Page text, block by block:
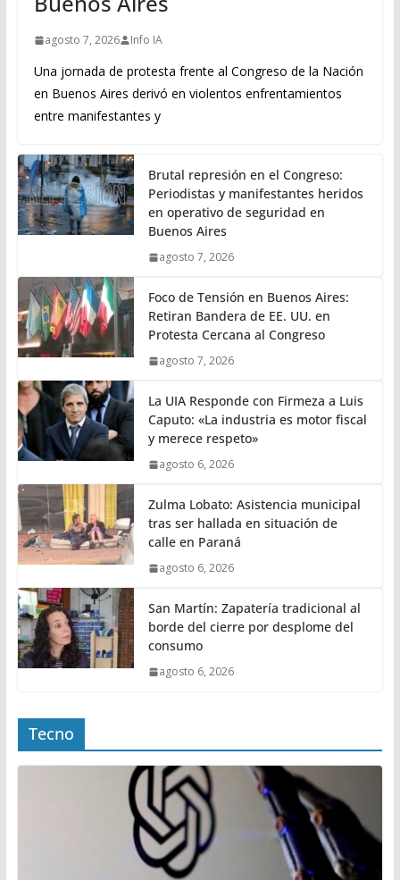
agosto 7, 2026 Info IA
Una jornada de protesta frente al Congreso de la Nación
en Buenos Aires derivó en violentos enfrentamientos
entre manifestantes y
Brutal represión en el Congreso:
Periodistas y manifestantes heridos
en operativo de seguridad en
Buenos Aires
agosto 7, 2026
Foco de Tensión en Buenos Aires:
Retiran Bandera de EE. UU. en
Protesta Cercana al Congreso
agosto 7, 2026
La UIA Responde con Firmeza a Luis
Caputo: «La industria es motor fiscal
y merece respeto»
agosto 6, 2026
Zulma Lobato: Asistencia municipal
tras ser hallada en situación de
calle en Paraná
agosto 6, 2026
San Martín: Zapatería tradicional al
borde del cierre por desplome del
consumo
agosto 6, 2026
Tecno